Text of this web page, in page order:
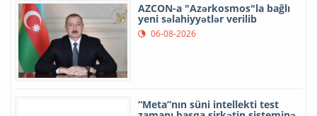
AZCON-a "Azərkosmos"la bağlı
yeni səlahiyyətlər verilib
06-08-2026
“Meta”nın süni intellekti test